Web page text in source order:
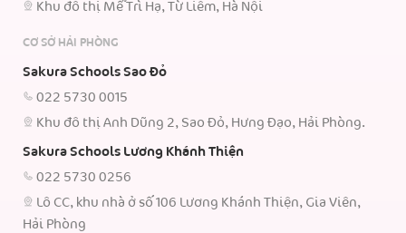
Khu đô thị Mễ Trì Hạ, Từ Liêm, Hà Nội
CƠ SỞ HẢI PHÒNG
Sakura Schools Sao Đỏ
022 5730 0015
Khu đô thị Anh Dũng 2, Sao Đỏ, Hưng Đạo, Hải Phòng.
Sakura Schools Lương Khánh Thiện
022 5730 0256
Lô CC, khu nhà ở số 106 Lương Khánh Thiện, Gia Viên,
Hải Phòng